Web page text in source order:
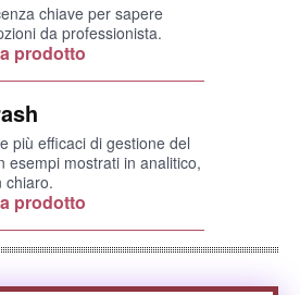
chiave per sapere
da professionista.
prodotto
più efficaci di gestione del
esempi mostrati in analitico,
chiaro.
prodotto